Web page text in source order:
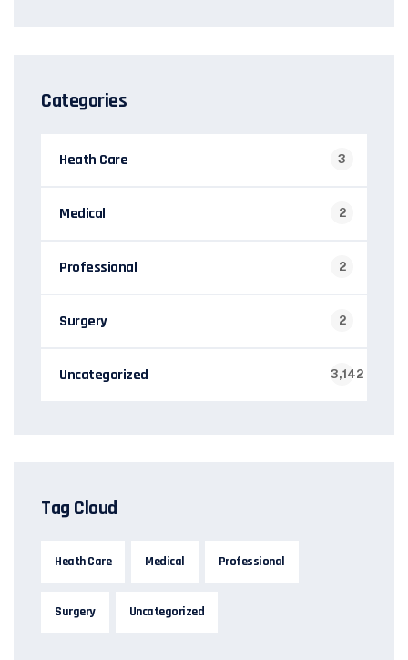
Categories
Heath Care 3
Medical 2
Professional 2
Surgery 2
Uncategorized 3,142
Tag Cloud
Heath Care Medical Professional
Surgery Uncategorized